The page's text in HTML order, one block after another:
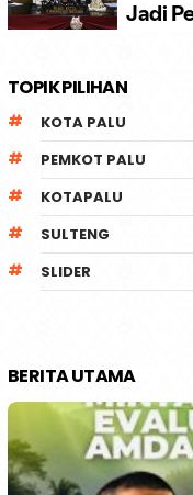
TOPIK PILIHAN
KOTA PALU
PEMKOT PALU
KOTAPALU
SULTENG
SLIDER
BERITA UTAMA